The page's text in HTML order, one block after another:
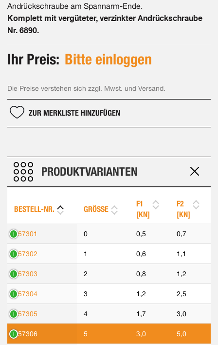
Andrückschraube am Spannarm-Ende.
Komplett mit vergüteter, verzinkter Andrückschraube
Nr. 6890.
Ihr Preis: Bitte einloggen
Die Preise verstehen sich zzgl. Mwst. und Versand.
ZUR MERKLISTE HINZUFÜGEN
PRODUKTVARIANTEN
BESTELL-NR. GRÖSSE
F1
[KN]
F2
[KN]
557301 0 0,5 0,7
557302 1 0,6 1,1
557303 2 0,8 1,2
557304 3 1,2 2,5
557305 4 1,7 3,0
557306 5 3,0 5,0